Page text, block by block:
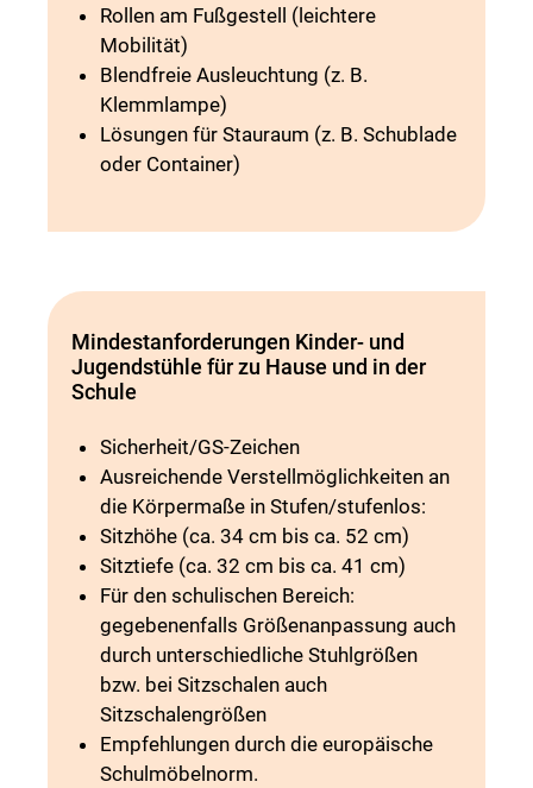
Rollen am Fußgestell (leichtere
Mobilität)
Blendfreie Ausleuchtung (z. B.
Klemmlampe)
Lösungen für Stauraum (z. B. Schublade
oder Container)
Mindestanforderungen Kinder- und
Jugendstühle für zu Hause und in der
Schule
Sicherheit/GS-Zeichen
Ausreichende Verstellmöglichkeiten an
die Körpermaße in Stufen/stufenlos:
Sitzhöhe (ca. 34 cm bis ca. 52 cm)
Sitztiefe (ca. 32 cm bis ca. 41 cm)
Für den schulischen Bereich:
gegebenenfalls Größenanpassung auch
durch unterschiedliche Stuhlgrößen
bzw. bei Sitzschalen auch
Sitzschalengrößen
Empfehlungen durch die europäische
Schulmöbelnorm.